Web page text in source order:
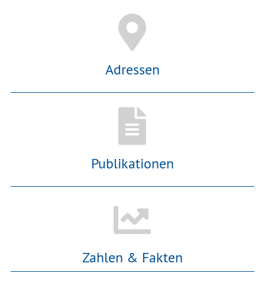
Adressen
Publikationen
Zahlen & Fakten